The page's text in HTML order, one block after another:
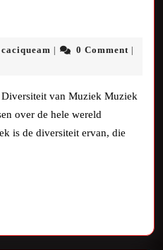
radiocaciqueam
| 0 Comment |
van Muziek Muziek
over de hele wereld
is de diversiteit ervan, die